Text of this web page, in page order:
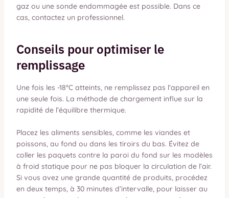
gaz ou une sonde endommagée est possible. Dans ce
cas, contactez un professionnel.
Conseils pour optimiser le
remplissage
Une fois les -18°C atteints, ne remplissez pas l’appareil en
une seule fois. La méthode de chargement influe sur la
rapidité de l’équilibre thermique.
Placez les aliments sensibles, comme les viandes et
poissons, au fond ou dans les tiroirs du bas. Évitez de
coller les paquets contre la paroi du fond sur les modèles
à froid statique pour ne pas bloquer la circulation de l’air.
Si vous avez une grande quantité de produits, procédez
en deux temps, à 30 minutes d’intervalle, pour laisser au